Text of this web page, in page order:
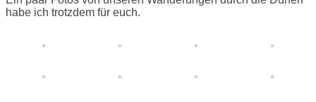
habe ich trotzdem für euch.